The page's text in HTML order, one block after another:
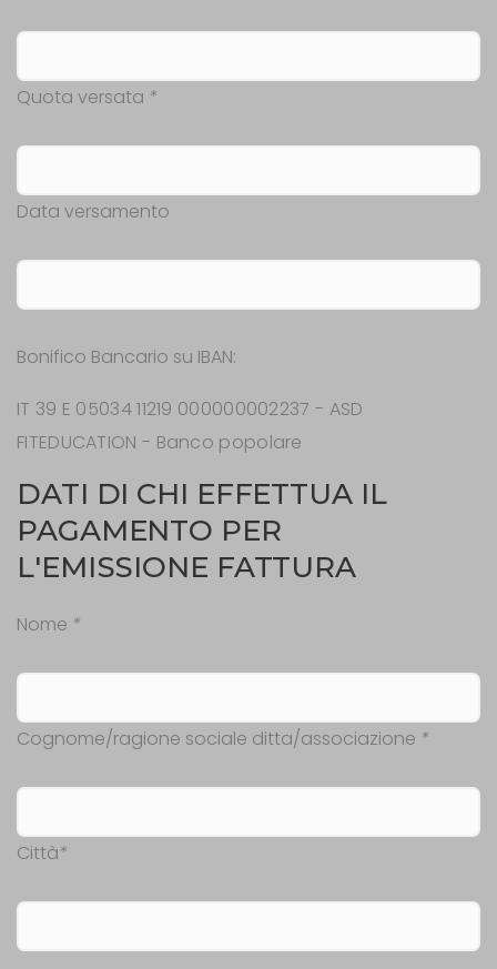
Quota versata *
Data versamento
Bonifico Bancario su IBAN:
IT 39 E 05034 11219 000000002237 - ASD
FITEDUCATION - Banco popolare
DATI DI CHI EFFETTUA IL
PAGAMENTO PER
L'EMISSIONE FATTURA
Nome *
Cognome/ragione sociale ditta/associazione *
Città*